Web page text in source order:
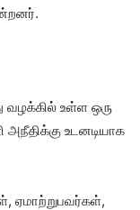
வழக்கில் உள்ள ஒரு
உடனடியாக
ஏமாற்றுபவர்கள்,